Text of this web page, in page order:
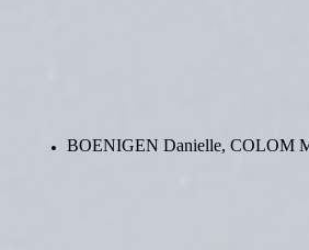
BOENIGEN Danielle, COLOM